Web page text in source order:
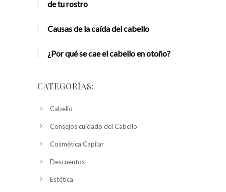
de tu rostro
Causas de la caída del cabello
¿Por qué se cae el cabello en otoño?
CATEGORÍAS:
Cabello
Consejos cuidado del Cabello
Cosmética Capilar
Descuentos
Estética